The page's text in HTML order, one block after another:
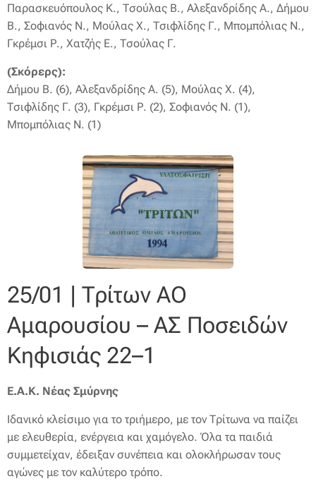
Παρασκευόπουλος Κ., Τσούλας Β., Αλεξανδρίδης Α., Δήμου
Β., Σοφιανός Ν., Μούλας Χ., Τσιφλίδης Γ., Μπομπόλιας Ν.,
Γκρέμσι Ρ., Χατζής Ε., Τσούλας Γ.
(Σκόρερς):
Δήμου Β. (6), Αλεξανδρίδης Α. (5), Μούλας Χ. (4),
Τσιφλίδης Γ. (3), Γκρέμσι Ρ. (2), Σοφιανός Ν. (1),
Μπομπόλιας Ν. (1)
25/01 | Τρίτων ΑΟ
Αμαρουσίου – ΑΣ Ποσειδών
Κηφισιάς 22–1
Ε.Α.Κ. Νέας Σμύρνης
Ιδανικό κλείσιμο για το τριήμερο, με τον Τρίτωνα να παίζει
με ελευθερία, ενέργεια και χαμόγελο. Όλα τα παιδιά
συμμετείχαν, έδειξαν συνέπεια και ολοκλήρωσαν τους
αγώνες με τον καλύτερο τρόπο.